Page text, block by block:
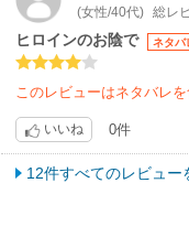
(女性/40代) 総レ
ヒロインのお陰で ネタバ
このレビューはネタバレ
いいね 0件
12件すべてのレビュー